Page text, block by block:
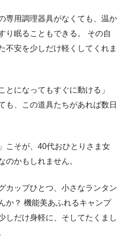
専用調理器具がなくても、温か
り眠ることもできる。 その自
不安を少しだけ軽くしてくれま
とになってもすぐに動ける」
も、この道具たちがあれば数日
こそが、40代おひとりさま女
のかもしれません。
カップひとつ、小さなランタン
か？ 機能美あふれるキャンプ
しだけ身軽に、そしてたくまし